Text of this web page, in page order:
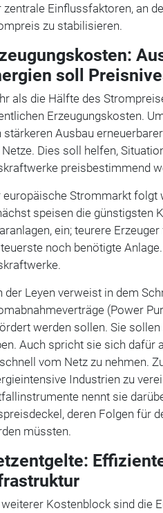
zentrale Einflussfaktoren, an
zu stabilisieren.
soll
als die Hälfte des
Erzeugungskosten.
stärkeren Ausbau
Netze. Dies soll helfen,
preisbestimmend
europäische Strommarkt folgt
speisen die günstigsten
ein; teurere
noch benötigte
der Leyen verweist in dem
(Power
werden sollen. Sie
Auch spricht sie sich dafür
vom Netz zu nehmen.
Industrien zu
nennt sie
deren Folgen für
müssten.
weiterer Kostenblock sind die